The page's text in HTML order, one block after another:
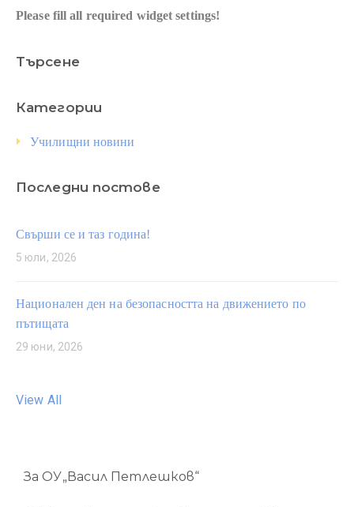
Please fill all required widget settings!
Търсене
Категории
Училищни новини
Последни постове
Свърши се и таз година!
5 юли, 2026
Национален ден на безопасността на движението по
пътищата
29 юни, 2026
View All
За ОУ„Васил Петлешков“